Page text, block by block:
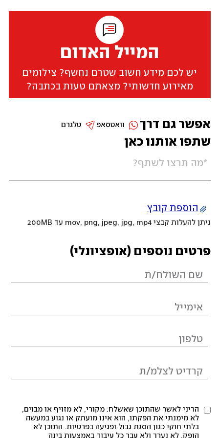
המייל האדום
יש לכם מידע חשוב שטרם נחשף? צילומים
מאירוע חדשותי? מצאתם טעות בכתבה?
שתפו אותנו כאן
הוספת קובץ
ניתן להעלות קבצי mov, png, jpeg, jpg, mp4 עד 200MB
פרטים נוספים (אופציונלי)
הריני לאשר שהתוכן שאשלח: מקורי, לא מזויף או מבוים,
לא מימנתי את הפקתו, הוא אינו מועתק או נגוע במעשה
בלתי חוקי כגון הסגת גבול ופגיעה בפרטיות. התוכן לא
הופק, לא נערך ולא עבר כל עיבוד באמצעות בינה
אפשר גם דרך טלגרם וואטסאפ